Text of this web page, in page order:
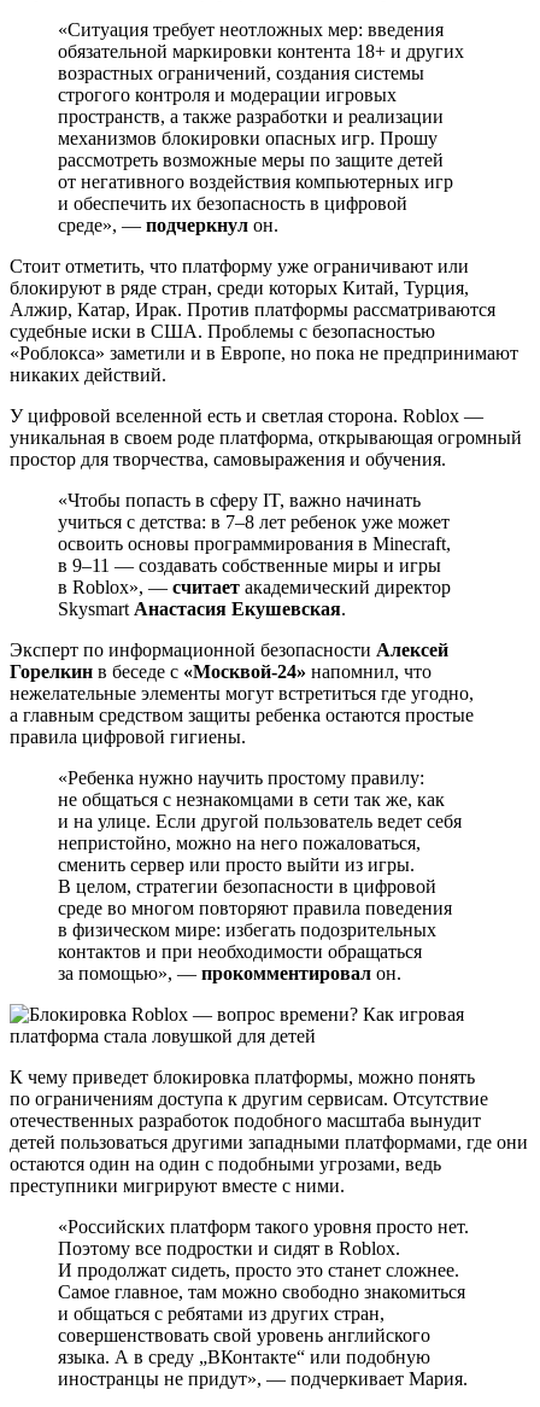
«Ситуация требует неотложных мер: введения
обязательной маркировки контента 18+ и других
возрастных ограничений, создания системы
строгого контроля и модерации игровых
пространств, а также разработки и реализации
механизмов блокировки опасных игр. Прошу
рассмотреть возможные меры по защите детей
от негативного воздействия компьютерных игр
и обеспечить их безопасность в цифровой
среде», — подчеркнул он.
Стоит отметить, что платформу уже ограничивают или
блокируют в ряде стран, среди которых Китай, Турция,
Алжир, Катар, Ирак. Против платформы рассматриваются
судебные иски в США. Проблемы с безопасностью
«Роблокса» заметили и в Европе, но пока не предпринимают
никаких действий.
У цифровой вселенной есть и светлая сторона. Roblox —
уникальная в своем роде платформа, открывающая огромный
простор для творчества, самовыражения и обучения.
«Чтобы попасть в сферу IT, важно начинать
учиться с детства: в 7–8 лет ребенок уже может
освоить основы программирования в Minecraft,
в 9–11 — создавать собственные миры и игры
в Roblox», — считает академический директор
Skysmart Анастасия Екушевская.
Эксперт по информационной безопасности Алексей
Горелкин в беседе с «Москвой-24» напомнил, что
нежелательные элементы могут встретиться где угодно,
а главным средством защиты ребенка остаются простые
правила цифровой гигиены.
«Ребенка нужно научить простому правилу:
не общаться с незнакомцами в сети так же, как
и на улице. Если другой пользователь ведет себя
непристойно, можно на него пожаловаться,
сменить сервер или просто выйти из игры.
В целом, стратегии безопасности в цифровой
среде во многом повторяют правила поведения
в физическом мире: избегать подозрительных
контактов и при необходимости обращаться
за помощью», — прокомментировал он.
К чему приведет блокировка платформы, можно понять
по ограничениям доступа к другим сервисам. Отсутствие
отечественных разработок подобного масштаба вынудит
детей пользоваться другими западными платформами, где они
остаются один на один с подобными угрозами, ведь
преступники мигрируют вместе с ними.
«Российских платформ такого уровня просто нет.
Поэтому все подростки и сидят в Roblox.
И продолжат сидеть, просто это станет сложнее.
Самое главное, там можно свободно знакомиться
и общаться с ребятами из других стран,
совершенствовать свой уровень английского
языка. А в среду „ВКонтакте“ или подобную
иностранцы не придут», — подчеркивает Мария.